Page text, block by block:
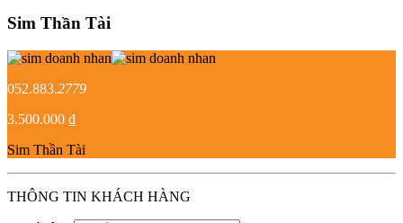
Sim Thần Tài
052.883.2779
3.500.000 ₫
Sim Thần Tài
THÔNG TIN KHÁCH HÀNG